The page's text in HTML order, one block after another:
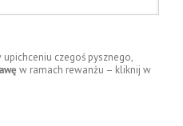
czegoś pysznego,
w ramach rewanżu – kliknij w